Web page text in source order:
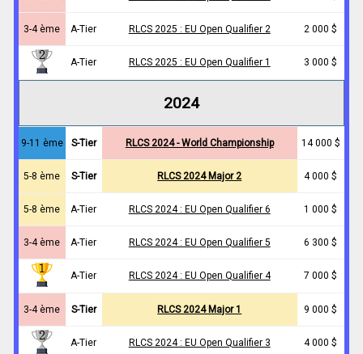
3-4 ème A-Tier RLCS 2025 : EU Open Qualifier 2 2 000 $
A-Tier RLCS 2025 : EU Open Qualifier 1 3 000 $
2024
9-11 ème S-Tier RLCS 2024 - World Championship 14 000 $
5-8 ème S-Tier RLCS 2024 Major 2 4 000 $
5-8 ème A-Tier RLCS 2024 : EU Open Qualifier 6 1 000 $
3-4 ème A-Tier RLCS 2024 : EU Open Qualifier 5 6 300 $
A-Tier RLCS 2024 : EU Open Qualifier 4 7 000 $
3-4 ème S-Tier RLCS 2024 Major 1 9 000 $
A-Tier RLCS 2024 : EU Open Qualifier 3 4 000 $